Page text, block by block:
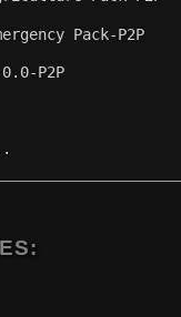
Pack-P2P
P2P